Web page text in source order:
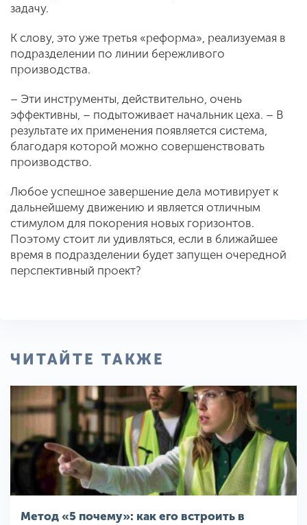
задачу.
К слову, это уже третья «реформа», реализуемая в
подразделении по линии бережливого
производства.
– Эти инструменты, действительно, очень
эффективны, – подытоживает начальник цеха. – В
результате их применения появляется система,
благодаря которой можно совершенствовать
производство.
Любое успешное завершение дела мотивирует к
дальнейшему движению и является отличным
стимулом для покорения новых горизонтов.
Поэтому стоит ли удивляться, если в ближайшее
время в подразделении будет запущен очередной
перспективный проект?
ЧИТАЙТЕ ТАКЖЕ
Метод «5 почему»: как его встроить в